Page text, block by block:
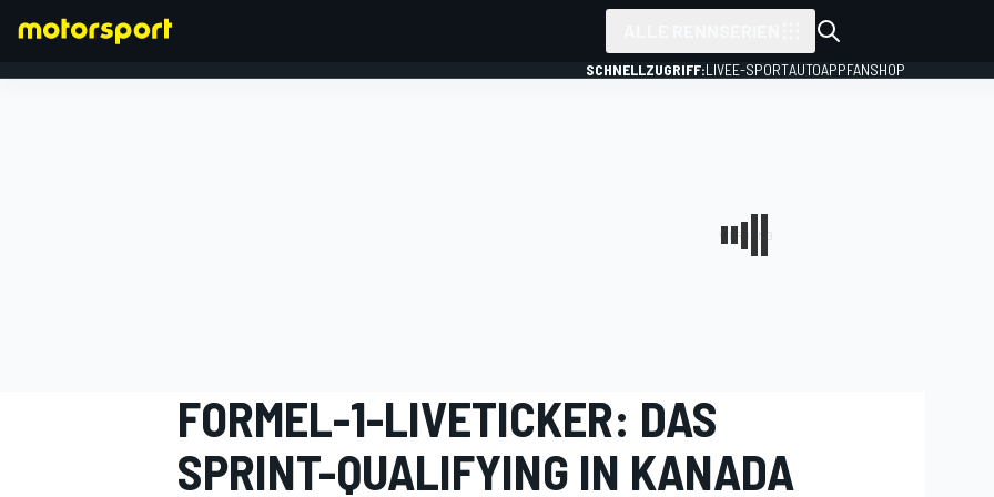
SCHNELLZUGRIFF:LIVEE-SPORTAUTOAPPFANSHOP
FORMEL-1-LIVETICKER: DAS
SPRINT-QUALIFYING IN KANADA